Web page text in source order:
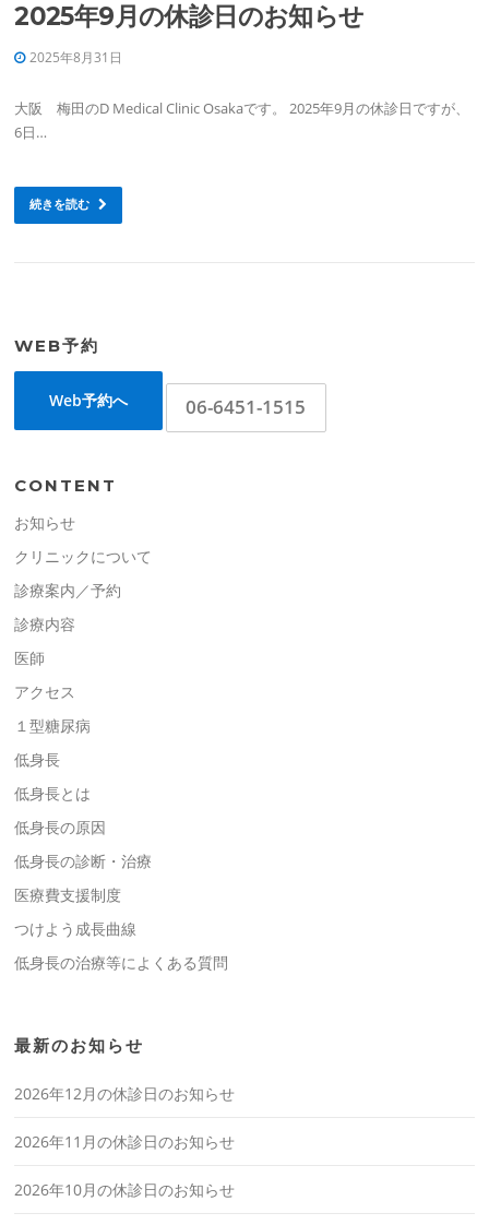
2025年9月の休診日のお知らせ
2025年8月31日
大阪 梅田のD Medical Clinic Osakaです。 2025年9月の休診日ですが、
6日…
続きを読む
WEB予約
Web予約へ 06-6451-1515
CONTENT
お知らせ
クリニックについて
診療案内／予約
診療内容
医師
アクセス
１型糖尿病
低身長
低身長とは
低身長の原因
低身長の診断・治療
医療費支援制度
つけよう成長曲線
低身長の治療等によくある質問
最新のお知らせ
2026年12月の休診日のお知らせ
2026年11月の休診日のお知らせ
2026年10月の休診日のお知らせ